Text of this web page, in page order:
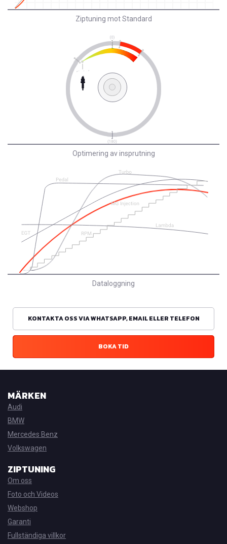
Ziptuning mot Standard
Optimering av insprutning
Dataloggning
KONTAKTA OSS VIA WHATSAPP, EMAIL ELLER TELEFON
BOKA TID
MÄRKEN
Audi
BMW
Mercedes Benz
Volkswagen
ZIPTUNING
Om oss
Foto och Videos
Webshop
Garanti
Fullständiga villkor